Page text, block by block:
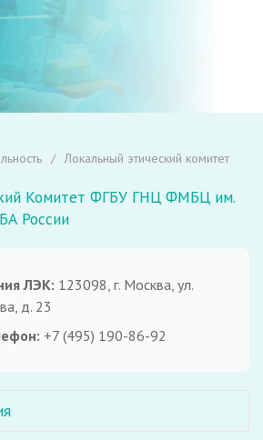
Локальный этический комитет
Комитет ФГБУ ГНЦ ФМБЦ им.
России
ЛЭК: 123098, г. Москва, ул.
д. 23
+7 (495) 190-86-92